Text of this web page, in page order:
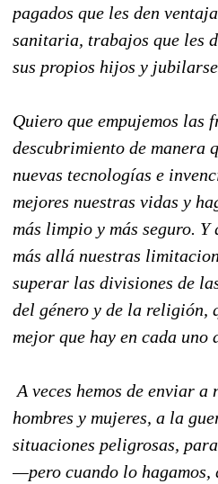
pagados que les den
sanitaria, trabajos que les
sus propios hijos y
Quiero que empujemos las
descubrimiento de manera
nuevas tecnologías e
mejores nuestras vidas y
más limpio y más seguro. Y
más allá nuestras
superar las divisiones de
del género y de la religión,
mejor que hay en cada uno
A veces hemos de enviar a
hombres y mujeres, a la
situaciones peligrosas,
—pero cuando lo hagamos,